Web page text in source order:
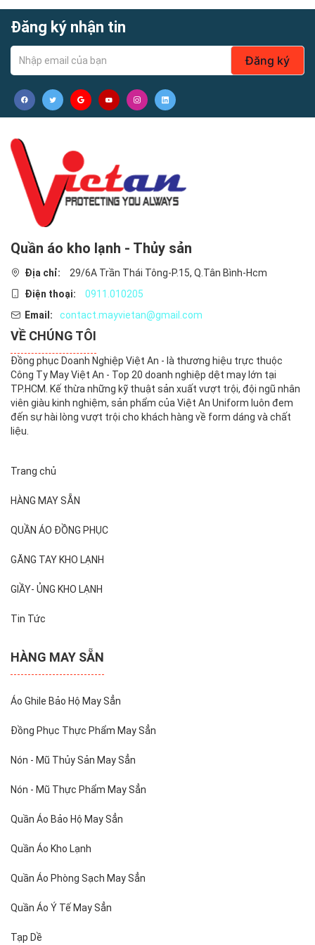
hiệu xưởng Boshi của công ty, thương hiệu của chúng tôi
được xuất khẩu sang Đông Nam Á, Trung Âu và các khu vực
khác trên thế giới, chúng tôi đã làm việc chăm chỉ, 11 năm
chất lượng, 11 năm tập trung, 11 năm tích lũy, chỉ để thừa kế
những mẫu đồng phục chuyên nghiệp hơn mỗi ngày.
-Hàng đẹp như hình!
Đăng ký nhận tin
Đăng ký
Quần áo kho lạnh - Thủy sản
Địa chỉ:
29/6A Trần Thái Tông-P.15, Q.Tân Bình-Hcm
Điện thoại:
0911.010205
Email:
contact.mayvietan@gmail.com
VỀ CHÚNG TÔI
Đồng phục Doanh Nghiệp Việt An - là thương hiệu trực thuộc
Công Ty May Việt An - Top 20 doanh nghiệp dệt may lớn tại
TP.HCM. Kế thừa những kỹ thuật sản xuất vượt trội, đội ngũ nhân
viên giàu kinh nghiệm, sản phẩm của Việt An Uniform luôn đem
đến sự hài lòng vượt trội cho khách hàng về form dáng và chất
liệu.
Trang chủ
HÀNG MAY SẴN
QUẦN ÁO ĐỒNG PHỤC
GĂNG TAY KHO LẠNH
GIẦY- ỦNG KHO LẠNH
Tin Tức
HÀNG MAY SẴN
Áo Ghile Bảo Hộ May Sẳn
Đồng Phục Thực Phẩm May Sẳn
Nón - Mũ Thủy Sản May Sẳn
Nón - Mũ Thực Phẩm May Sẳn
Quần Áo Bảo Hộ May Sẳn
Quần Áo Kho Lạnh
Quần Áo Phòng Sạch May Sẳn
Quần Áo Ý Tế May Sẳn
Tạp Dề